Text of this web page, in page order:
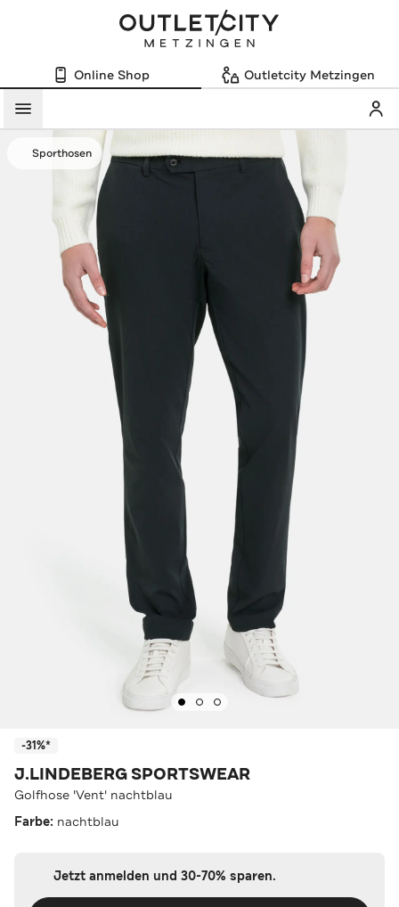
Online Shop Outletcity Metzingen
Menü
Sporthosen
-31%*
J.LINDEBERG SPORTSWEAR
Golfhose 'Vent' nachtblau
Farbe: nachtblau
Jetzt anmelden und 30-70% sparen.